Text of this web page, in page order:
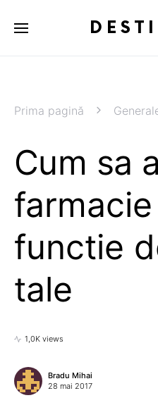
Prima pagină
Cum sa
functie
tale
1,0K views
Bradu Mihai
28 mai 2017